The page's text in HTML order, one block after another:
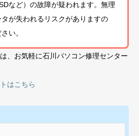
など）の故障が疑われます。無理
が失われるリスクがありますの
い。
、お気軽に石川パソコン修理センター
はこちら